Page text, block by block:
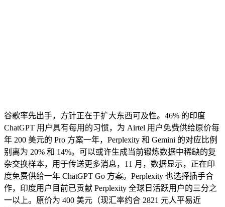
谷歌率先出手，方针正在于扩大东西可及性。46% 的印度
ChatGPT 用户具有每用的习惯，为 Airtel 用户免费供给原价每
年 200 美元的 Pro 方案一年，Perplexity 和 Gemini 的对应比例
别离为 20% 和 14%。可以或许生成当前锻炼数据中稀缺的复
杂交换样本，用于传送更多消息，11 月，数据显示，正在印
度免费供给一年 ChatGPT Go 方案。Perplexity 也选择插手合
作，印度用户目前已贡献 Perplexity 全球日活跃用户的三分之
一以上。原价为 400 美元（现汇率约合 2821 元人平易近